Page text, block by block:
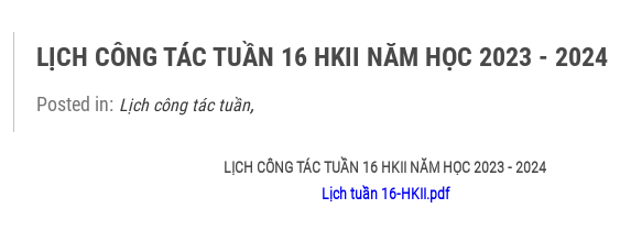
LỊCH CÔNG TÁC TUẦN 16 HKII NĂM HỌC 2023 - 2024
Posted in: Lịch công tác tuần,
LỊCH CÔNG TÁC TUẦN 16 HKII NĂM HỌC 2023 - 2024
Lịch tuần 16-HKII.pdf